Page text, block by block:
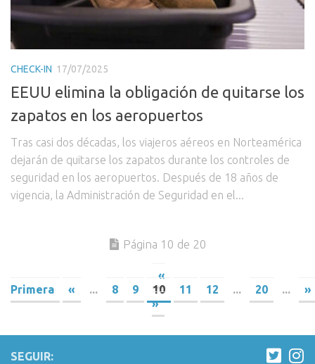
CHECK-IN 17/07/2025
EEUU elimina la obligación de quitarse los
zapatos en los aeropuertos
Tras casi dos décadas, los viajeros aéreos en Norteamérica
dejarán de quitarse los zapatos durante los controles de
seguridad en los aeropuertos. Después de 18 años de
vigencia, la Administración de Seguridad en el...
Página 10 de 20
«
Primera
« ... 8 9 10 11 12 ... 20 ...
»
»
SEGUIR: